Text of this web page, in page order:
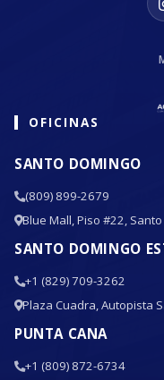
OFICINAS
SANTO DOMINGO
(809) 899-2679
Blue Mall, Piso #22,
SANTO DOMINGO
+1 (829) 709-3262
Plaza Cuadra, Autopista
PUNTA CANA
+1 (809) 872-6734